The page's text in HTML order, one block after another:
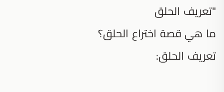
"تعريف الحلق
ما هي قصة اختراع الحلق؟
تعريف الحلق: